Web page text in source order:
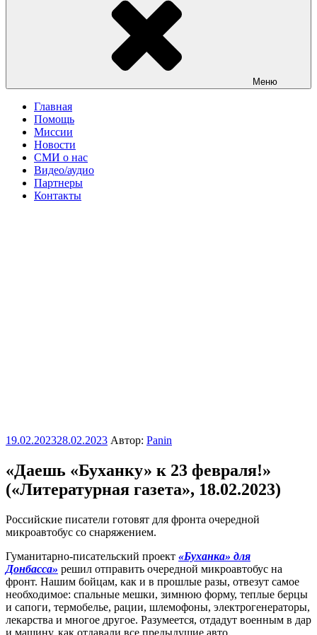
Меню
Главная
Помощь
Миссии
Новости
СМИ о нас
Видео/аудио
Партнеры
Контакты
Опубликовано
19.02.202328.02.2023 Автор: Panin
«Даешь «Буханку» к 23 февраля!»
(«Литературная газета», 18.02.2023)
Российские писатели готовят для фронта очередной
микроавтобус со снаряжением.
Гуманитарно-писательский проект «Буханка» для
Донбасса» решил отправить очередной микроавтобус на
фронт. Нашим бойцам, как и в прошлые разы, отвезут самое
необходимое: спальные мешки, зимнюю форму, теплые берцы
и сапоги, термобелье, рации, шлемофоны, электрогенераторы,
лекарства и многое другое. Разумеется, отдадут военным в дар
и машину, как отдавали все предыдущие авто.